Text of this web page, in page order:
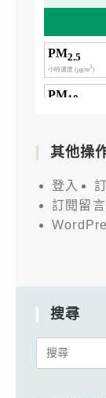
其他操
登入
訂閱留
搜尋
Search